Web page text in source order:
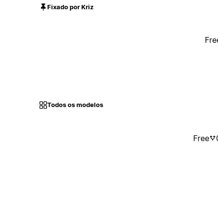
Fixado por Kriz
Todos os modelos
Free